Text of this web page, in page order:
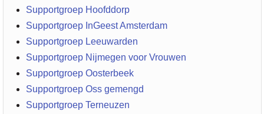
Supportgroep Hoofddorp
Supportgroep InGeest Amsterdam
Supportgroep Leeuwarden
Supportgroep Nijmegen voor Vrouwen
Supportgroep Oosterbeek
Supportgroep Oss gemengd
Supportgroep Terneuzen